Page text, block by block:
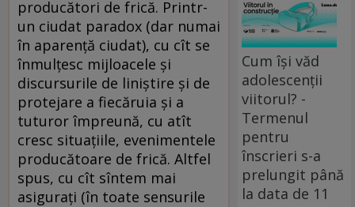
producători de frică. Printr-
un ciudat paradox (dar numai
în aparenţă ciudat), cu cît se
înmulţesc mijloacele şi
discursurile de liniştire şi de
protejare a fiecăruia şi a
tuturor împreună, cu atît
cresc situaţiile, evenimentele
producătoare de frică. Altfel
spus, cu cît sîntem mai
asiguraţi (în toate sensurile
Cum își văd
adolescenții
viitorul? -
Termenul
pentru
înscrieri s-a
prelungit până
la data de 11